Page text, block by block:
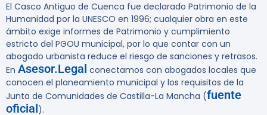
El Casco Antiguo de Cuenca fue declarado Patrimonio de la
Humanidad por la UNESCO en 1996; cualquier obra en este
ámbito exige informes de Patrimonio y cumplimiento
estricto del PGOU municipal, por lo que contar con un
abogado urbanista reduce el riesgo de sanciones y retrasos.
En Asesor.Legal conectamos con abogados locales que
conocen el planeamiento municipal y los requisitos de la
Junta de Comunidades de Castilla-La Mancha (fuente
oficial).